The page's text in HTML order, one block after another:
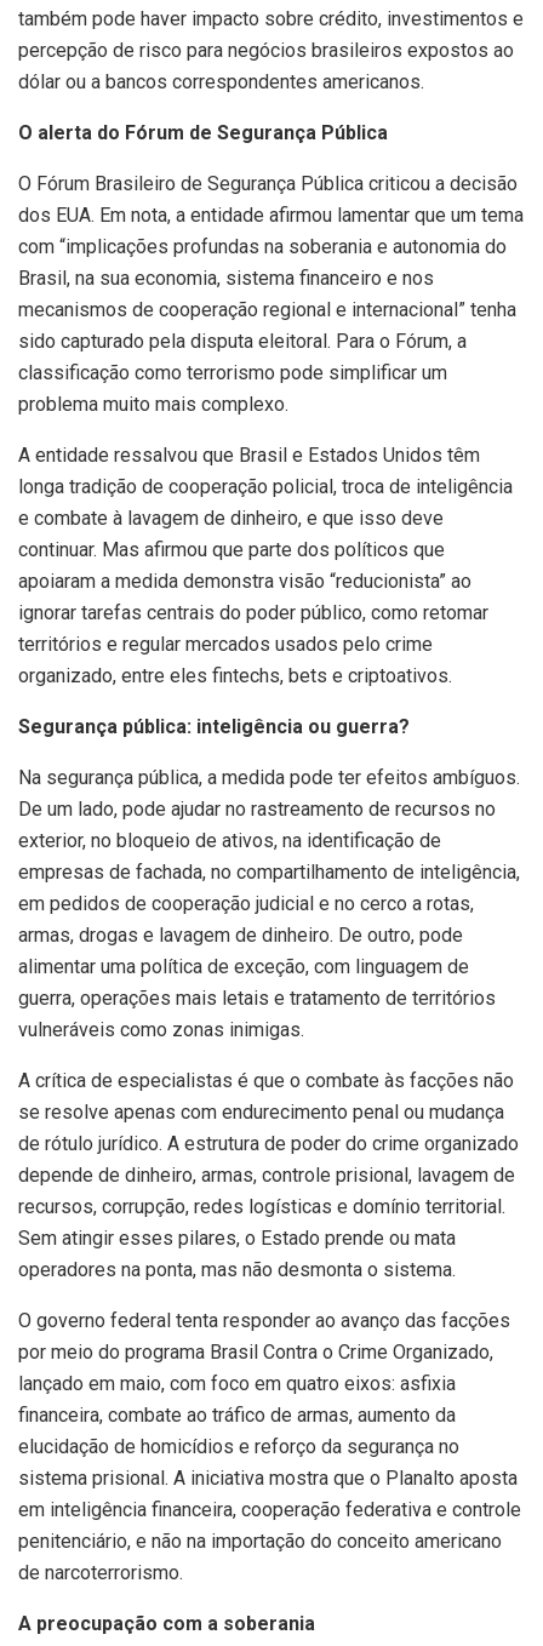
também pode haver impacto sobre crédito, investimentos e
percepção de risco para negócios brasileiros expostos ao
dólar ou a bancos correspondentes americanos.
O alerta do Fórum de Segurança Pública
O Fórum Brasileiro de Segurança Pública criticou a decisão
dos EUA. Em nota, a entidade afirmou lamentar que um tema
com “implicações profundas na soberania e autonomia do
Brasil, na sua economia, sistema financeiro e nos
mecanismos de cooperação regional e internacional” tenha
sido capturado pela disputa eleitoral. Para o Fórum, a
classificação como terrorismo pode simplificar um
problema muito mais complexo.
A entidade ressalvou que Brasil e Estados Unidos têm
longa tradição de cooperação policial, troca de inteligência
e combate à lavagem de dinheiro, e que isso deve
continuar. Mas afirmou que parte dos políticos que
apoiaram a medida demonstra visão “reducionista” ao
ignorar tarefas centrais do poder público, como retomar
territórios e regular mercados usados pelo crime
organizado, entre eles fintechs, bets e criptoativos.
Segurança pública: inteligência ou guerra?
Na segurança pública, a medida pode ter efeitos ambíguos.
De um lado, pode ajudar no rastreamento de recursos no
exterior, no bloqueio de ativos, na identificação de
empresas de fachada, no compartilhamento de inteligência,
em pedidos de cooperação judicial e no cerco a rotas,
armas, drogas e lavagem de dinheiro. De outro, pode
alimentar uma política de exceção, com linguagem de
guerra, operações mais letais e tratamento de territórios
vulneráveis como zonas inimigas.
A crítica de especialistas é que o combate às facções não
se resolve apenas com endurecimento penal ou mudança
de rótulo jurídico. A estrutura de poder do crime organizado
depende de dinheiro, armas, controle prisional, lavagem de
recursos, corrupção, redes logísticas e domínio territorial.
Sem atingir esses pilares, o Estado prende ou mata
operadores na ponta, mas não desmonta o sistema.
O governo federal tenta responder ao avanço das facções
por meio do programa Brasil Contra o Crime Organizado,
lançado em maio, com foco em quatro eixos: asfixia
financeira, combate ao tráfico de armas, aumento da
elucidação de homicídios e reforço da segurança no
sistema prisional. A iniciativa mostra que o Planalto aposta
em inteligência financeira, cooperação federativa e controle
penitenciário, e não na importação do conceito americano
de narcoterrorismo.
A preocupação com a soberania